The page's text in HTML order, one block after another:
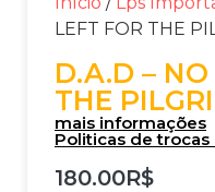
LEFT FOR THE
D.A.D –
THE
mais informações
Politicas de
180.00R$